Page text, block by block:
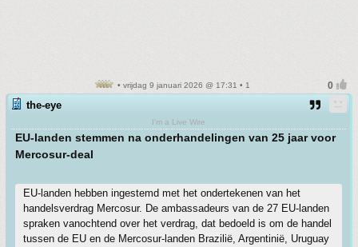
• vrijdag 9 januari 2026 @ 17:31 • 1
the-eye
I'm a Live Wire
EU-landen stemmen na onderhandelingen van 25 jaar voor
Mercosur-deal
EU-landen hebben ingestemd met het ondertekenen van het
handelsverdrag Mercosur. De ambassadeurs van de 27 EU-landen
spraken vanochtend over het verdrag, dat bedoeld is om de handel
tussen de EU en de Mercosur-landen Brazilië, Argentinië, Uruguay